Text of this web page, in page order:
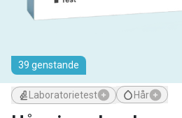
39 genstande
Laboratorietest Hår